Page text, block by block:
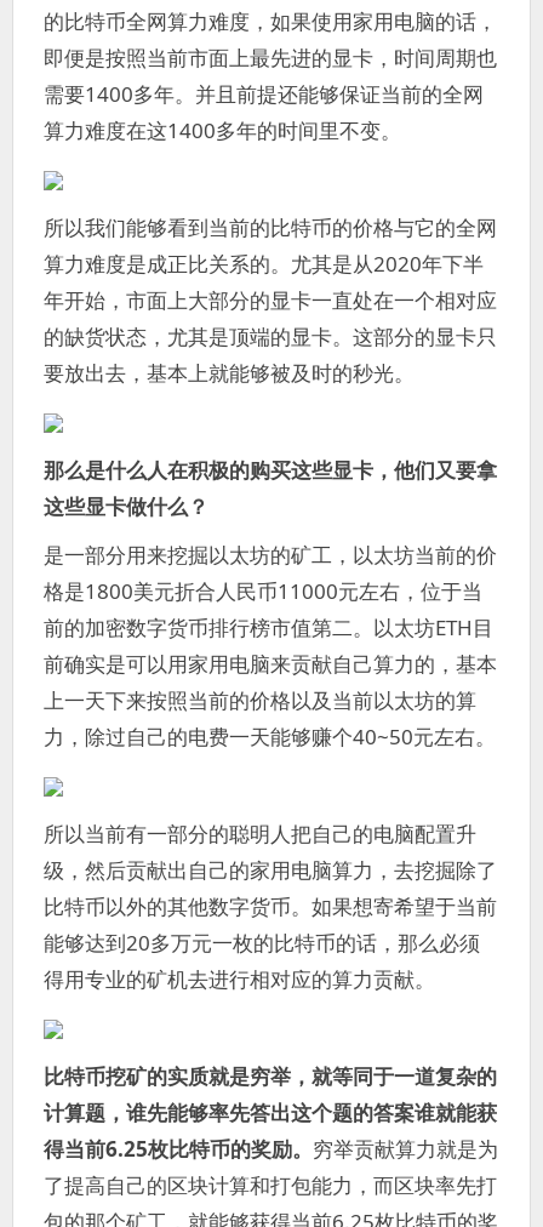
的比特币全网算力难度，如果使用家用电脑的话，
即便是按照当前市面上最先进的显卡，时间周期也
需要1400多年。并且前提还能够保证当前的全网
算力难度在这1400多年的时间里不变。
所以我们能够看到当前的比特币的价格与它的全网
算力难度是成正比关系的。尤其是从2020年下半
年开始，市面上大部分的显卡一直处在一个相对应
的缺货状态，尤其是顶端的显卡。这部分的显卡只
要放出去，基本上就能够被及时的秒光。
那么是什么人在积极的购买这些显卡，他们又要拿
这些显卡做什么？
是一部分用来挖掘以太坊的矿工，以太坊当前的价
格是1800美元折合人民币11000元左右，位于当
前的加密数字货币排行榜市值第二。以太坊ETH目
前确实是可以用家用电脑来贡献自己算力的，基本
上一天下来按照当前的价格以及当前以太坊的算
力，除过自己的电费一天能够赚个40~50元左右。
所以当前有一部分的聪明人把自己的电脑配置升
级，然后贡献出自己的家用电脑算力，去挖掘除了
比特币以外的其他数字货币。如果想寄希望于当前
能够达到20多万元一枚的比特币的话，那么必须
得用专业的矿机去进行相对应的算力贡献。
比特币挖矿的实质就是穷举，就等同于一道复杂的
计算题，谁先能够率先答出这个题的答案谁就能获
得当前6.25枚比特币的奖励。 穷举贡献算力就是为
了提高自己的区块计算和打包能力，而区块率先打